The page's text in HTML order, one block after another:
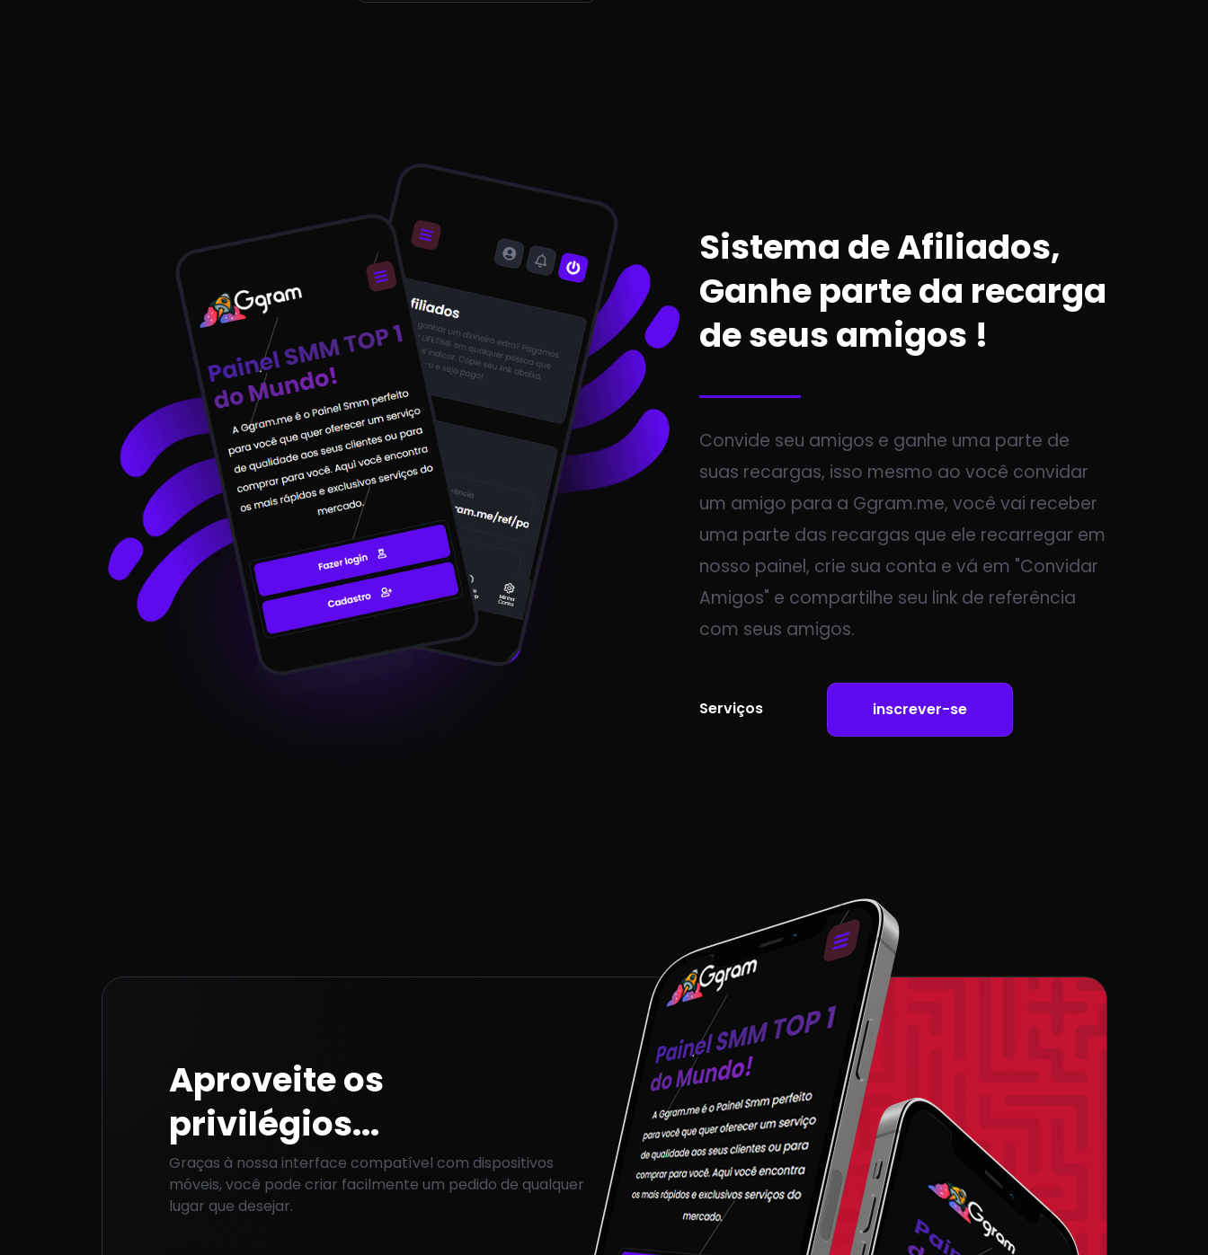
Sistema de Afiliados,
Ganhe parte da recarga
de seus amigos !
Convide seu amigos e ganhe uma parte de
suas recargas, isso mesmo ao você convidar
um amigo para a Ggram.me, você vai receber
uma parte das recargas que ele recarregar em
nosso painel, crie sua conta e vá em "Convidar
Amigos" e compartilhe seu link de referência
com seus amigos.
Serviços inscrever-se
Aproveite os
privilégios...
Graças à nossa interface compatível com dispositivos
móveis, você pode criar facilmente um pedido de qualquer
lugar que desejar.